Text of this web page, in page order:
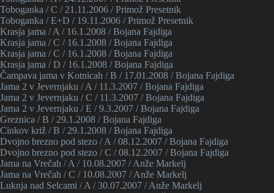
Toboganka / C / 21.11.2006 / Primož Presetnik
Toboganka / E+D / 19.11.2006 / Primož Presetnik
Krasja jama / A / 16.1.2008 / Bojana Fajdiga
Krasja jama / C / 16.1.2008 / Bojana Fajdiga
Krasja jama / C / 16.1.2008 / Bojana Fajdiga
Krasja jama / D / 16.1.2008 / Bojana Fajdiga
Čampava jama v Kotnicah / B / 17.01.2008 / Bojana Fajdiga
Jama 2 v Jevernjaku / A / 11.3.2007 / Bojana Fajdiga
Jama 2 v Jevernjaku / C / 11.3.2007 / Bojana Fajdiga
Jama 2 v Jevernjaku / E / 9.3.2007 / Bojana Fajdiga
Greznica / B / 29.1.2008 / Bojana Fajdiga
Cinkov križ / B / 29.1.2008 / Bojana Fajdiga
Dvojno brezno pod stezo / A / 08.12.2007 / Bojana Fajdiga
Dvojno brezno pod stezo / C / 08.12.2007 / Bojana Fajdiga
Jama na Vrečah / A / 10.08.2007 / Anže Markelj
Jama na Vrečah / C / 10.08.2007 / Anže Markelj
Luknja nad Selcami / A / 30.07.2007 / Anže Markelj